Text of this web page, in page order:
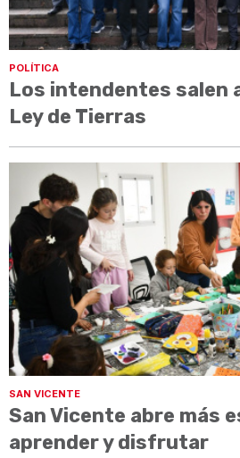
POLÍTICA
Los intendentes salen
Ley de Tierras
SAN VICENTE
San Vicente abre más
aprender y disfrutar